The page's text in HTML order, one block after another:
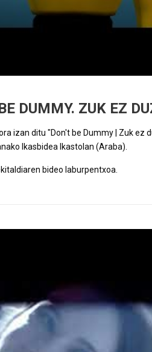
DUMMY. ZUK EZ
izan ditu "Don't be Dummy | Zuk
Ikasbidea Ikastolan (Araba).
bideo laburpentxoa.